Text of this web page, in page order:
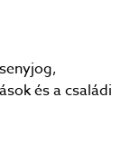
és a családi